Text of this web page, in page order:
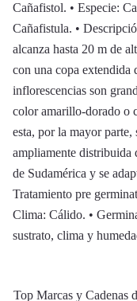
Cañafistol. • Especie:
Cañafistula. •
alcanza hasta 20 m de
con una copa extendida
inflorescencias son
color amarillo-dorado o
esta, por la mayor parte,
ampliamente distribuida
de Sudamérica y se
Tratamiento pre
Clima: Cálido. •
sustrato, clima y
Top Marcas y Cadenas